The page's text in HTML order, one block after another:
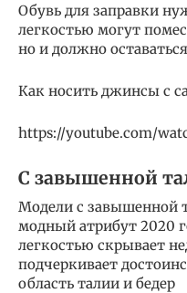
Обувь для заправки
легкостью могут
но и должно
Как носить джинсы с
https://youtube.com/
С завышенной
Модели с завышенной
модный атрибут 2020
легкостью скрывает
подчеркивает
область талии и бедер